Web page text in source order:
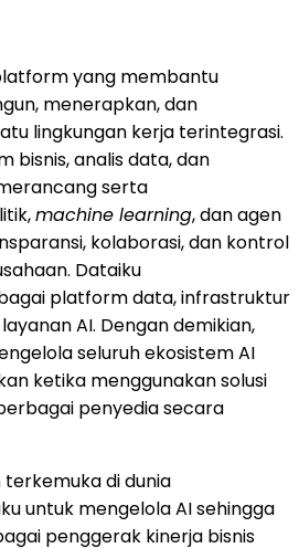
yang membantu
menerapkan, dan
lingkungan kerja terintegrasi.
bisnis, analis data, dan
serta
machine learning, dan agen
kolaborasi, dan kontrol
Dataiku
platform data, infrastruktur
AI. Dengan demikian,
seluruh ekosistem AI
ketika menggunakan solusi
penyedia secara
di dunia
untuk mengelola AI sehingga
penggerak kinerja bisnis